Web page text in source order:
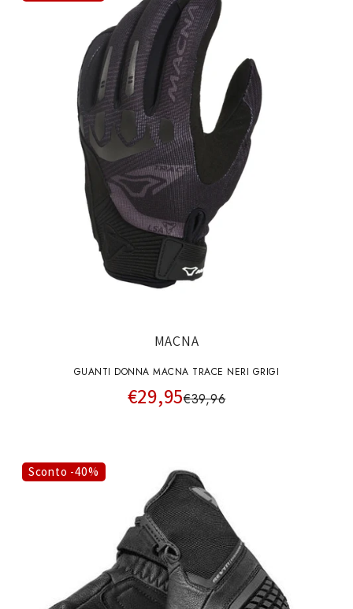
MACNA
GUANTI DONNA MACNA TRACE NERI GRIGI
€29,95€39,96
Sconto -40%